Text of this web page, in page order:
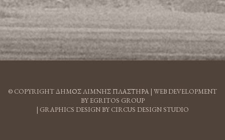
© COPYRIGHT ΔΗΜΟΣ ΛΙΜΝΗΣ ΠΛΑΣΤΗΡΑ | WEB DEVELOPMENT
BY EGRITOS GROUP
| GRAPHICS DESIGN BY CIRCUS DESIGN STUDIO